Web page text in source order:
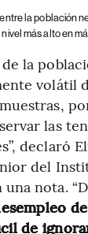
la población
más alto en
la
volátil
las
declaró
del
una nota.
de